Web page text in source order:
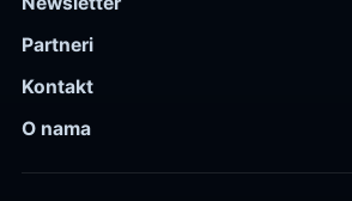
Partneri
Kontakt
O nama